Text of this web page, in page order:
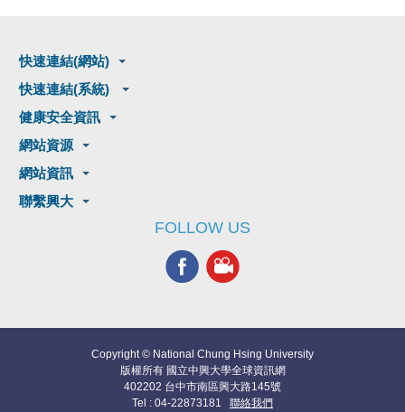
快速連結(網站)
快速連結(系統)
健康安全資訊
網站資源
網站資訊
聯繫興大
FOLLOW US
Copyright © National Chung Hsing University
版權所有 國立中興大學全球資訊網
402202 台中市南區興大路145號
Tel : 04-22873181 聯絡我們